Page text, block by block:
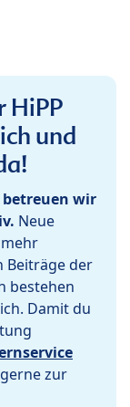
HiPP
und
betreuen wir
Neue
Beiträge der
bestehen
Damit du
zur